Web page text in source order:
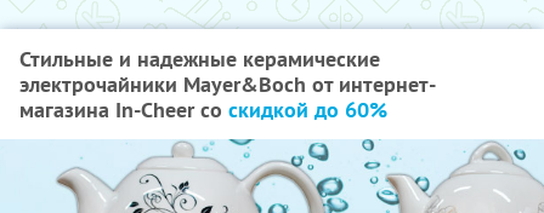
Стильные и надежные керамические
электрочайники Mayer&Boch от интернет-
магазина In-Cheer со скидкой до 60%